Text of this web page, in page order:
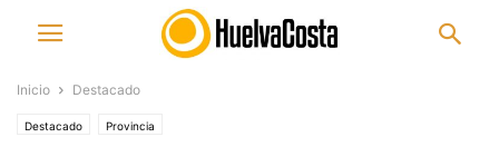
Inicio Destacado
Destacado Provincia